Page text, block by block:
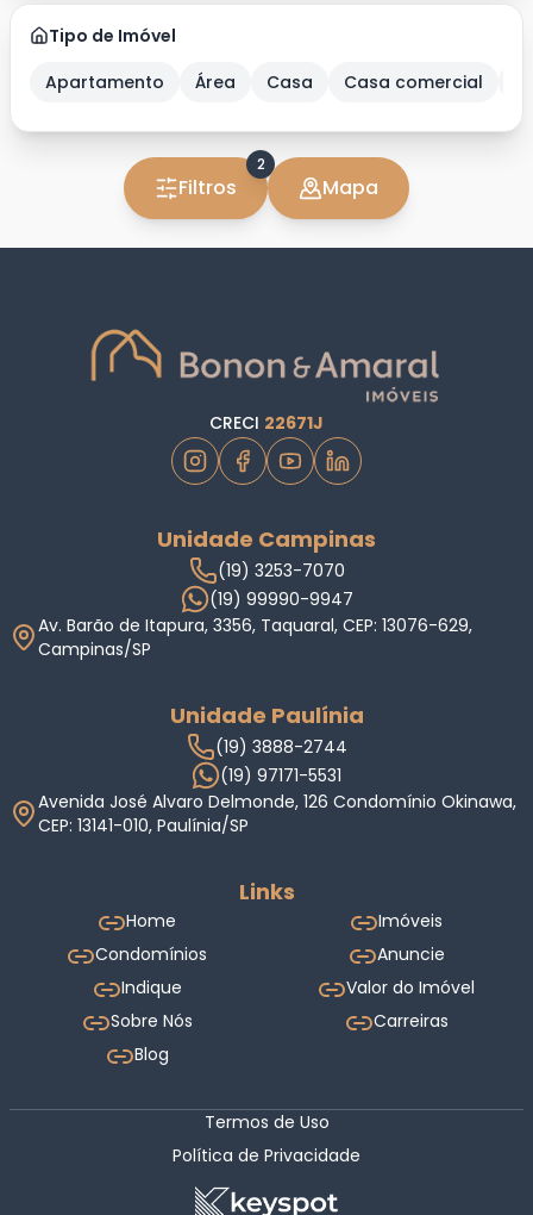
Filtros
2
Mapa
Tipo de Imóvel
Apartamento
Área Casa Casa comercial
CRECI 22671J
Unidade Campinas
(19) 3253-7070
(19) 99990-9947
Av. Barão de Itapura, 3356, Taquaral, CEP: 13076-629,
Campinas/SP
Unidade Paulínia
(19) 3888-2744
(19) 97171-5531
Avenida José Alvaro Delmonde, 126 Condomínio Okinawa,
CEP: 13141-010, Paulínia/SP
Links
Home
Imóveis
Condomínios
Anuncie
Indique
Valor do Imóvel
Sobre Nós
Carreiras
Blog
Termos de Uso
Política de Privacidade